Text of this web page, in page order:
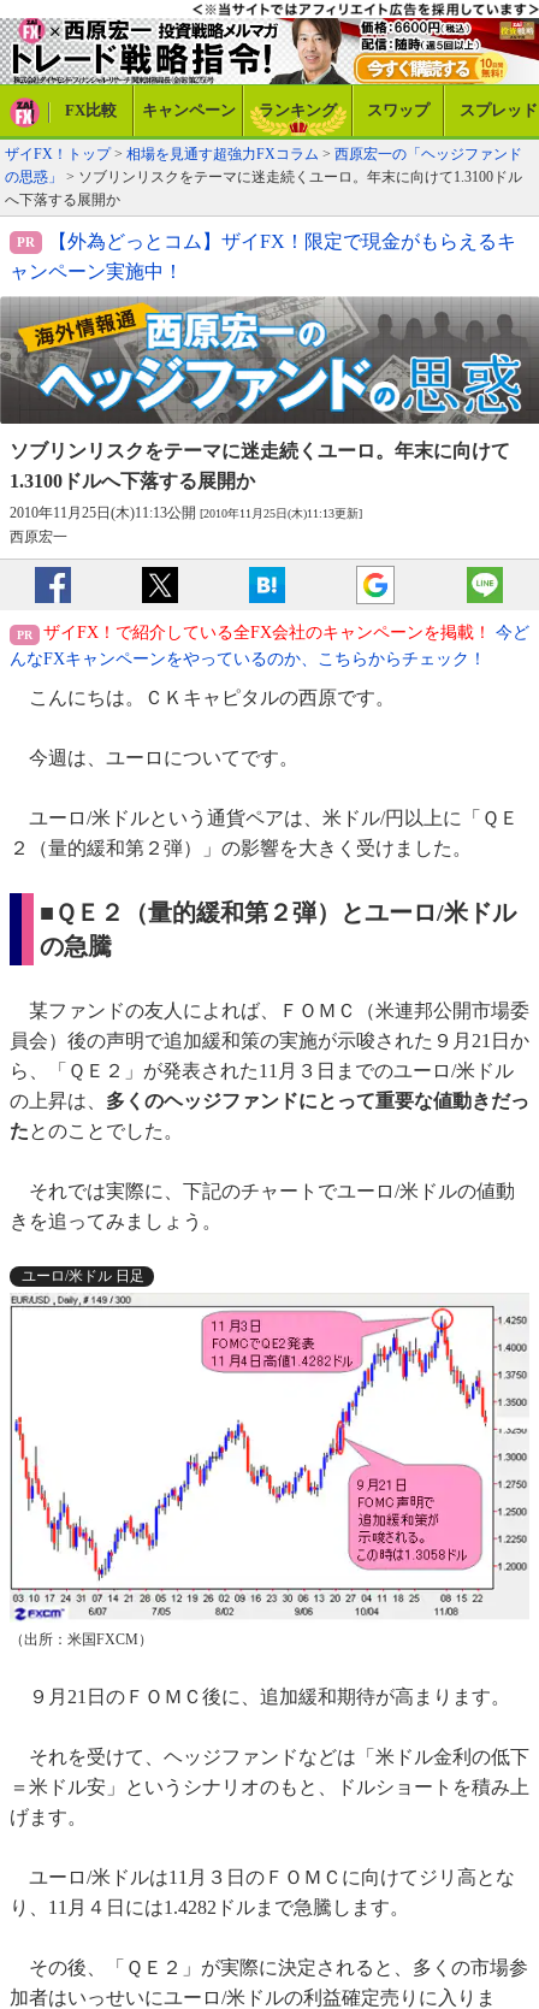
FX比較 キャンペーン ランキング スワップ スプレッド
ザイFX！トップ> 相場を見通す超強力FXコラム > 西原宏一の「ヘッジファンド
の思惑」
> ソブリンリスクをテーマに迷走続くユーロ。年末に向けて1.3100ドル
へ下落する展開か
【外為どっとコム】ザイFX！限定で現金がもらえるキ
ャンペーン実施中！
ソブリンリスクをテーマに迷走続くユーロ。 年末に向けて
1.3100ドルへ下落する展開か
2010年11月25日(木)11:13公開 [2010年11月25日(木)11:13更新]
西原宏一
ザイFX！で紹介している全FX会社のキャンペーンを掲載！
今ど
んなFXキャンペーンをやっているのか、こちらからチェック！
こんにちは。ＣＫキャピタルの西原です。
今週は、ユーロについてです。
ユーロ/米ドルという通貨ペアは、米ドル/円以上に「ＱＥ
２（量的緩和第２弾）」の影響を大きく受けました。
■ＱＥ２（量的緩和第２弾）とユーロ/米ドル
の急騰
某ファンドの友人によれば、ＦＯＭＣ（米連邦公開市場委
員会）後の声明で追加緩和策の実施が示唆された９月21日か
ら、「ＱＥ２」が発表された11月３日までのユーロ/米ドル
の上昇は、 多くのヘッジファンドにとって重要な値動きだっ
たとのことでした。
それでは実際に、下記のチャートでユーロ/米ドルの値動
きを追ってみましょう。
ユーロ/米ドル 日足
（出所：米国FXCM）
９月21日のＦＯＭＣ後に、追加緩和期待が高まります。
それを受けて、ヘッジファンドなどは「米ドル金利の低下
＝米ドル安」というシナリオのもと、ドルショートを積み上
げます。
ユーロ/米ドルは11月３日のＦＯＭＣに向けてジリ高とな
り、11月４日には1.4282ドルまで急騰します。
その後、「ＱＥ２」が実際に決定されると、多くの市場参
加者はいっせいにユーロ/米ドルの利益確定売りに入りま